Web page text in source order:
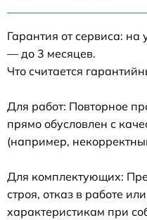
Гарантия от сервиса:
— до 3 месяцев.
Что считается
Для работ: Повторное
прямо обусловлен с
(например,
Для комплектующих:
строя, отказ в работе
характеристикам при